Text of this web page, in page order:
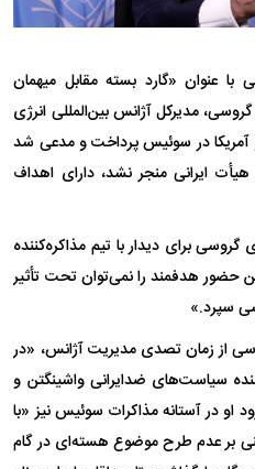
با عنوان «گارد بسته مقابل میهمان
مدیرکل آژانس بین‌المللی انرژی
و آمریکا در سوئیس پرداخت و مدعی شد
هیأت ایرانی منجر نشد، دارای اهداف
گروسی برای دیدار با تیم مذاکره‌کننده
حضور هدفمند را نمی‌توان تحت تأثیر
سپرد.»
از زمان تصدی مدیریت آژانس، «در
سیاست‌های ضدایرانی واشینگتن و
او در آستانه مذاکرات سوئیس نیز «با
بر عدم طرح موضوع هسته‌ای در گام